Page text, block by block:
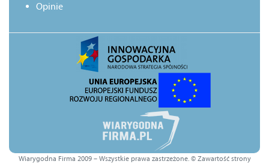
Opinie
Wiarygodna Firma 2009 – Wszystkie prawa zastrzeżone. © Zawartość strony